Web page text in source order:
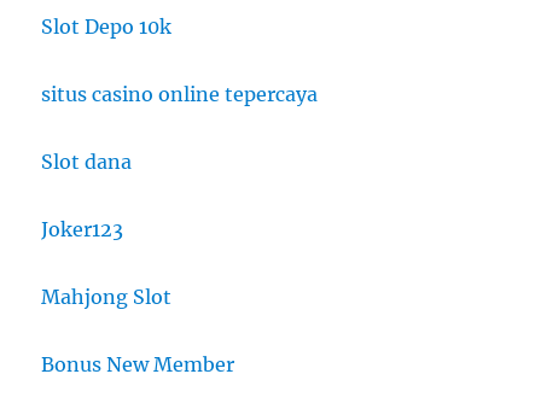
Slot Depo 10k
situs casino online tepercaya
Slot dana
Joker123
Mahjong Slot
Bonus New Member